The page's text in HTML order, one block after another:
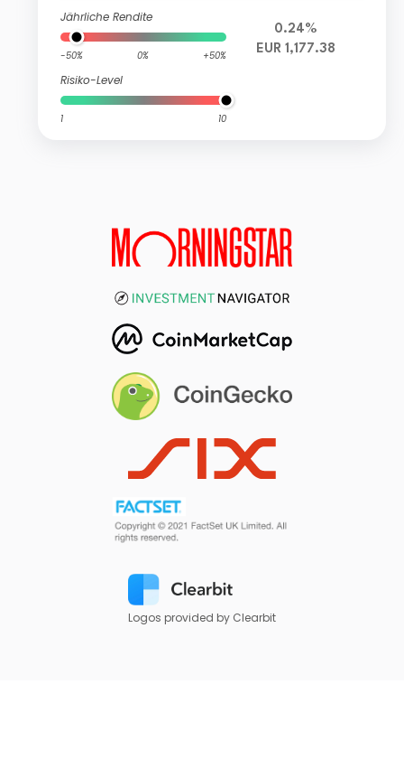
Jährliche Rendite
-50% 0% +50%
Risiko-Level
1 10
0.24%
EUR 1,177.38
Logos provided by Clearbit